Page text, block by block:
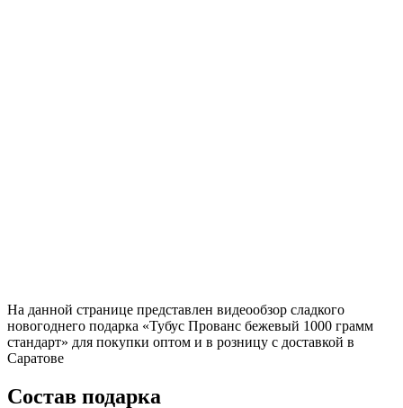
На данной странице представлен видеообзор сладкого
новогоднего подарка «Тубус Прованс бежевый 1000 грамм
стандарт» для покупки оптом и в розницу с доставкой в
Саратове
Состав подарка